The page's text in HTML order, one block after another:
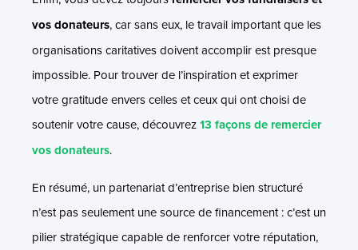
vos donateurs, car sans eux, le travail important que les
organisations caritatives doivent accomplir est presque
impossible. Pour trouver de l’inspiration et exprimer
votre gratitude envers celles et ceux qui ont choisi de
soutenir votre cause, découvrez13 façons de remercier
vos donateurs.
En résumé, un partenariat d’entreprise bien structuré
n’est pas seulement une source de financement : c’est un
pilier stratégique capable de renforcer votre réputation,